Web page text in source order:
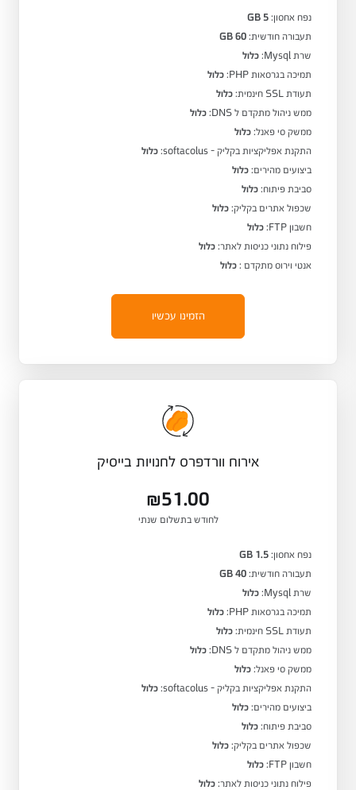
נפח אחסון: 5 GB
תעבורה חודשית: 60 GB
שרת Mysql:
כלול
תמיכה בגרסאות PHP:
כלול
תעודת SSL חינמית:
כלול
ממש ניהול מתקדם ל DNS:
כלול
ממשק סי פאנל: כלול
התקנת אפליקציות בקליק - softacolus:
כלול
ביצועים מהירים: כלול
סביבת פיתוח: כלול
שכפול אתרים בקליק: כלול
חשבון FTP:
כלול
פילוח נתוני כניסות לאתר: כלול
אנטי וירוס מתקדם : כלול
הזמינו עכשיו
אירוח וורדפרס לחנויות בייסיק
₪51.00
לחודש בתשלום שנתי
נפח אחסון: 1.5 GB
תעבורה חודשית: 40 GB
שרת Mysql:
כלול
תמיכה בגרסאות PHP:
כלול
תעודת SSL חינמית:
כלול
ממש ניהול מתקדם ל DNS:
כלול
ממשק סי פאנל: כלול
התקנת אפליקציות בקליק - softacolus:
כלול
ביצועים מהירים: כלול
סביבת פיתוח: כלול
שכפול אתרים בקליק: כלול
חשבון FTP:
כלול
פילוח נתוני כניסות לאתר: כלול